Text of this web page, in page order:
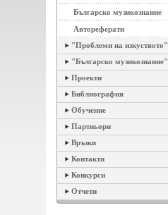
Българско музикознание
Автореферати
"Проблеми на изкуството"
"Българско музикознание"
Проекти
Библиография
Обучение
Партньори
Връзки
Контакти
Конкурси
Отчети